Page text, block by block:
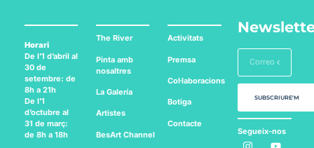
Horari
De l’1 d’abril al
30 de
setembre: de
8h a 21h
De l’1
d’octubre al
31 de març:
de 8h a 18h
The River
Pinta amb
nosaltres
La Galería
Artistes
BesArt Channel
Activitats
Premsa
Col·laboracions
Botiga
Contacte
SUBSCRIURE'M
Segueix-nos
a: